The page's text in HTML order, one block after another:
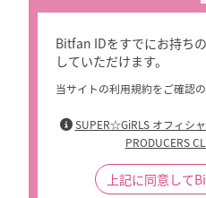
Bitfan IDをすでにお持ち
していただけます。
当サイトの利用規約をご確認
SUPER☆GiRLS オフィシ
PRODUCERS
上記に同意して